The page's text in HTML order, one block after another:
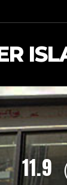
11.9